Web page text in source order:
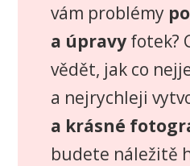
vám problémy
a úpravyfotek?
vědět, jak co
a nejrychleji
a krásné
budete náležitě